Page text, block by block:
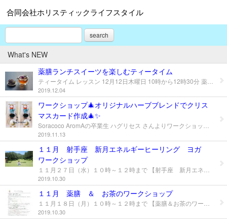
合同会社ホリスティックライフスタイル
search
What's NEW
薬膳ランチスイーツを楽しむティータイム
2019.12.04
ワークショップ🎄オリジナルハーブブレンドでクリス
マスカード作成🎄✨
2019.11.13
１１月 射手座 新月エネルギーヒーリング ヨガ
ワークショップ
2019.10.30
１１月 薬膳 ＆ お茶のワークショップ
2019.10.30